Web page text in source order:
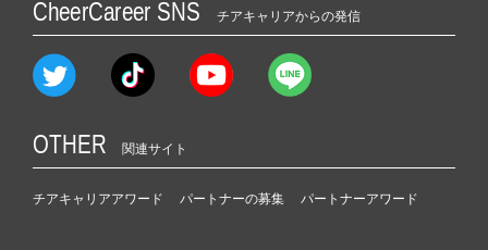
CheerCareer SNS チアキャリアからの発信
OTHER 関連サイト
チアキャリアアワード パートナーの募集 パートナーアワード